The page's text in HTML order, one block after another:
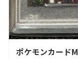
ポケモンカード